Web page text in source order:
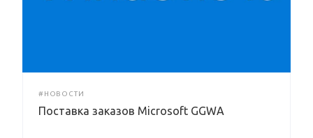
#НОВОСТИ
Поставка заказов Microsoft GGWA